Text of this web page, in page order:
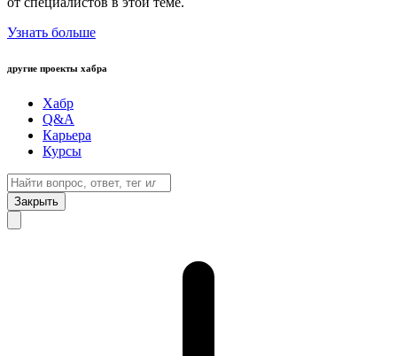
Узнать больше
другие проекты хабра
Хабр
Q&A
Карьера
Курсы
Закрыть